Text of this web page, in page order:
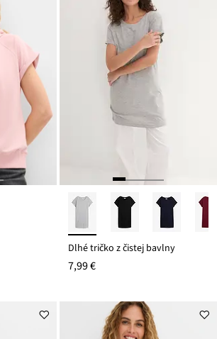
Dlhé tričko z čistej bavlny
7,99 €